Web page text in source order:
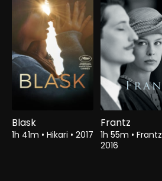
Blask
1h 41m • Hikari • 2017
Frantz
1h 55m • Frantz
2016